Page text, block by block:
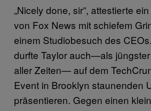
„Nicely done, sir”, attestierte
von Fox News mit schiefem
einem Studiobesuch des
durfte Taylor auch—als
aller Zeiten— auf dem
Event in Brooklyn staunenden
präsentieren. Gegen einen